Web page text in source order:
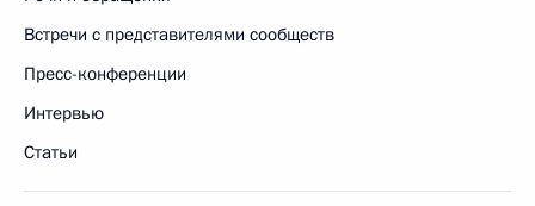
Встречи с представителями сообществ
Пресс-конференции
Интервью
Статьи